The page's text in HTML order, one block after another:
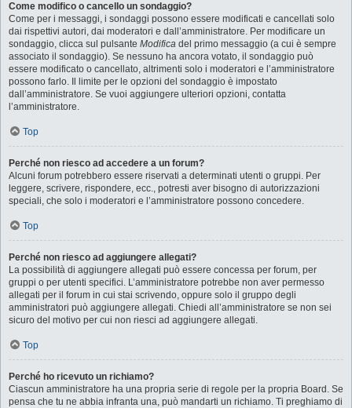
Come modifico o cancello un sondaggio?
Come per i messaggi, i sondaggi possono essere modificati e cancellati solo
dai rispettivi autori, dai moderatori e dall’amministratore. Per modificare un
sondaggio, clicca sul pulsante Modifica del primo messaggio (a cui è sempre
associato il sondaggio). Se nessuno ha ancora votato, il sondaggio può
essere modificato o cancellato, altrimenti solo i moderatori e l’amministratore
possono farlo. Il limite per le opzioni del sondaggio è impostato
dall’amministratore. Se vuoi aggiungere ulteriori opzioni, contatta
l’amministratore.
Top
Perché non riesco ad accedere a un forum?
Alcuni forum potrebbero essere riservati a determinati utenti o gruppi. Per
leggere, scrivere, rispondere, ecc., potresti aver bisogno di autorizzazioni
speciali, che solo i moderatori e l’amministratore possono concedere.
Top
Perché non riesco ad aggiungere allegati?
La possibilità di aggiungere allegati può essere concessa per forum, per
gruppi o per utenti specifici. L’amministratore potrebbe non aver permesso
allegati per il forum in cui stai scrivendo, oppure solo il gruppo degli
amministratori può aggiungere allegati. Chiedi all’amministratore se non sei
sicuro del motivo per cui non riesci ad aggiungere allegati.
Top
Perché ho ricevuto un richiamo?
Ciascun amministratore ha una propria serie di regole per la propria Board. Se
pensa che tu ne abbia infranta una, può mandarti un richiamo. Ti preghiamo di